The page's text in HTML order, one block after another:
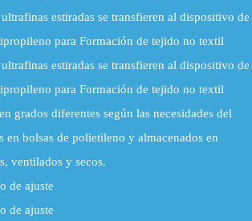
estiradas se transfieren al dispositivo de
para Formación de tejido no textil
estiradas se transfieren al dispositivo de
para Formación de tejido no textil
grados diferentes según las necesidades del
en bolsas de polietileno y almacenados en
ventilados y secos.
de ajuste
de ajuste